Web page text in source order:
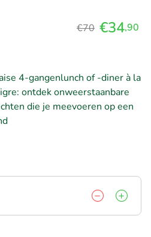
€70 €34,90
4-gangenlunch of -diner à la
ontdek onweerstaanbare
die je meevoeren op een